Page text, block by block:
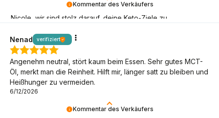
Kommentar des Verkäufers
Nicole, wir sind stolz darauf, deine Keto-Ziele zu
Kommentar des Verkäufers
Nenad verifiziert
Angenehm neutral, stört kaum beim Essen. Sehr gutes MCT-
Öl, merkt man die Reinheit. Hilft mir, länger satt zu bleiben und
Heißhunger zu vermeiden.
6/12/2026